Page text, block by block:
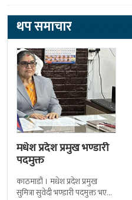
थप समाचार
मधेश प्रदेश प्रमुख भण्डारी
पदमुक्त
काठमाडौं । मधेश प्रदेश प्रमुख
सुमित्रा सुवेदी भण्डारी पदमुक्त भएकी